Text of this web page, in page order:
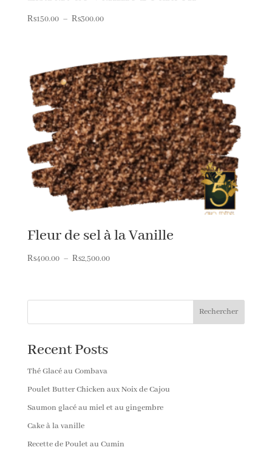
₨150.00 – ₨300.00Plage
₨150.00
à
₨300.00
Fleur de sel à la Vanille
₨400.00 – ₨2,500.00Plage
₨400.00
Rechercher
Recent Posts
Thé Glacé au Combava
Poulet Butter Chicken aux Noix de Cajou
Saumon glacé au miel et au gingembre
Cake à la vanille
Recette de Poulet au Cumin